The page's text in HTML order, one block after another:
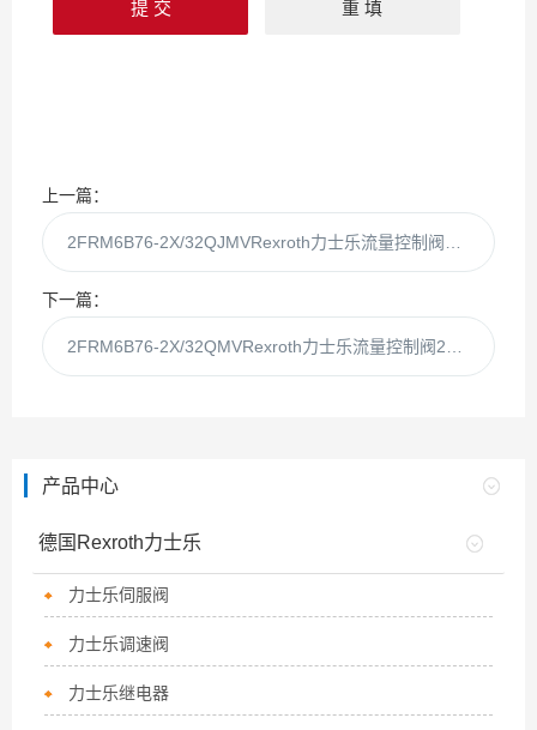
上一篇：
下一篇：
产品中心
德国Rexroth力士乐
力士乐伺服阀
力士乐调速阀
力士乐继电器